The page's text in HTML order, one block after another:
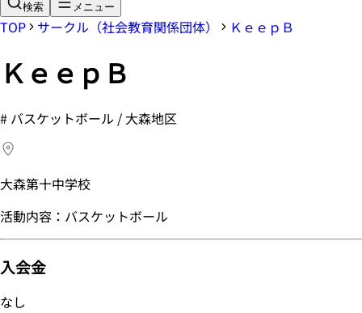
検索 メニュー
TOP サークル（社会教育関係団体） ＫｅｅｐＢ
ＫｅｅｐＢ
# バスケットボール / 大森地区
大森第十中学校
活動内容：バスケットボール
入会金
なし